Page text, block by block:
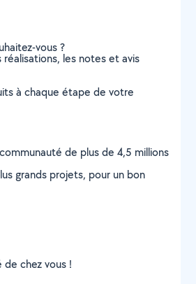
vous ?
les notes et avis
à chaque étape de votre
de plus de 4,5 millions
grands projets, pour un bon
chez vous !